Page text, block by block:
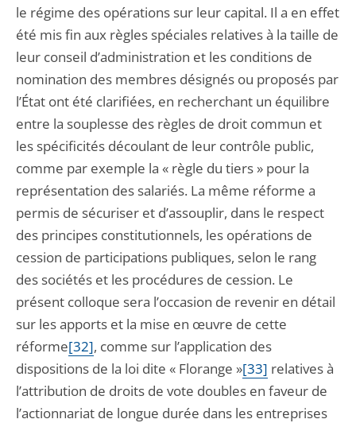
le régime des opérations sur leur capital. Il a en effet
été mis fin aux règles spéciales relatives à la taille de
leur conseil d’administration et les conditions de
nomination des membres désignés ou proposés par
l’État ont été clarifiées, en recherchant un équilibre
entre la souplesse des règles de droit commun et
les spécificités découlant de leur contrôle public,
comme par exemple la « règle du tiers » pour la
représentation des salariés. La même réforme a
permis de sécuriser et d’assouplir, dans le respect
des principes constitutionnels, les opérations de
cession de participations publiques, selon le rang
des sociétés et les procédures de cession. Le
présent colloque sera l’occasion de revenir en détail
sur les apports et la mise en œuvre de cette
réforme[32], comme sur l’application des
dispositions de la loi dite « Florange »[33] relatives à
l’attribution de droits de vote doubles en faveur de
l’actionnariat de longue durée dans les entreprises